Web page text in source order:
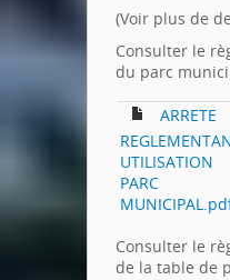
(Voir plus de
Consulter le
du parc
ARRETE
UTILISATION
PARC
Consulter le
de la table de